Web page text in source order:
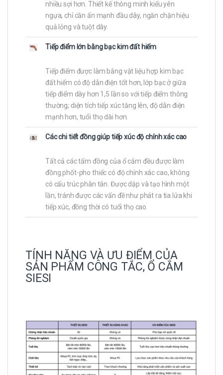
nhiều sợi hơn. Thiết kế thông minh kiểu yên
ngựa, chỉ cần ấn mạnh đầu dây, ngăn chặn hiệu
quả lỏng và tuột dây.
Tiếp điểm lớn bằng bạc kim đất hiếm
Tiếp điểm được làm bằng vật liệu hợp kim bạc
đất hiếm có độ dẫn điện tốt hơn, lớp bạc ở giữa
tiếp điểm dày hơn 1,5 lần so với tiếp điểm thông
thường; diện tích tiếp xúc tăng lên, độ dẫn điện
mạnh hơn, tuổi thọ dài hơn.
Các chi tiết đồng giúp tiếp xúc độ chính xác cao
Tất cả các tấm đồng của ổ cắm đều được làm
đồng phốt-pho thiếc có độ chính xác cao, không
có cấu trúc phân tán. Được dập và tạo hình một
lần, tránh được các vấn đề như phát ra tia lửa khi
tiếp xúc, đồng thời có tuổi thọ cao.
TÍNH NĂNG VÀ ƯU ĐIỂM CỦA
SẢN PHẨM CÔNG TẮC, Ổ CẮM
SIESI